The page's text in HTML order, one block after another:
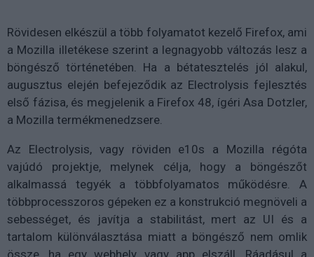
Rövidesen elkészül a több folyamatot kezelő Firefox, ami
a Mozilla illetékese szerint a legnagyobb változás lesz a
böngésző történetében. Ha a bétatesztelés jól alakul,
augusztus elején befejeződik az Electrolysis fejlesztés
első fázisa, és megjelenik a Firefox 48, ígéri Asa Dotzler,
a Mozilla termékmenedzsere.
Az Electrolysis, vagy röviden e10s a Mozilla régóta
vajúdó projektje, melynek célja, hogy a böngészőt
alkalmassá tegyék a többfolyamatos működésre. A
többprocesszoros gépeken ez a konstrukció megnöveli a
sebességet, és javítja a stabilitást, mert az UI és a
tartalom különválasztása miatt a böngésző nem omlik
össze, ha egy webhely vagy app elszáll. Ráadásul a